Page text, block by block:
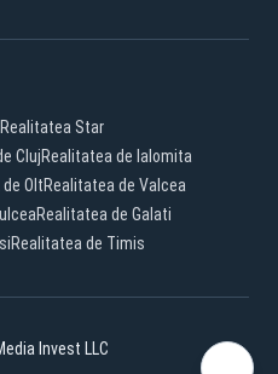
Realitatea Star
ClujRealitatea de Ialomita
OltRealitatea de Valcea
Realitatea de Galati
Realitatea de Timis
Invest LLC